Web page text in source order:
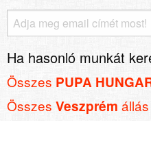
Ha hasonló munkát
Összes PUPA
Összes Veszprém